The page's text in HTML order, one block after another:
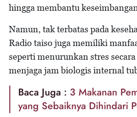
hingga membantu
Namun, tak terbatas pada
Radio taiso juga memiliki
seperti menurunkan stres
menjaga jam biologis internal
Baca Juga : 3 Makanan
yang Sebaiknya Dihindari